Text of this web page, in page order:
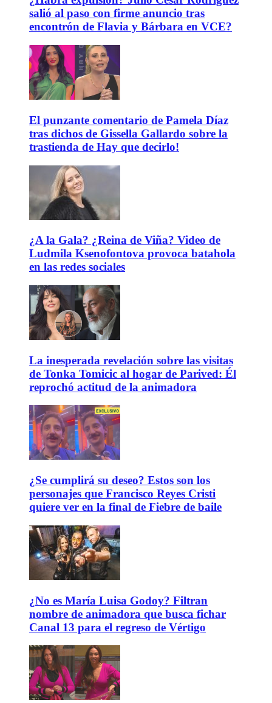
salió al paso con firme anuncio tras
encontrón de Flavia y Bárbara en VCE?
El punzante comentario de Pamela Díaz
tras dichos de Gissella Gallardo sobre la
trastienda de Hay que decirlo!
¿A la Gala? ¿Reina de Viña? Video de
Ludmila Ksenofontova provoca batahola
en las redes sociales
La inesperada revelación sobre las visitas
de Tonka Tomicic al hogar de Parived: Él
reprochó actitud de la animadora
¿Se cumplirá su deseo? Estos son los
personajes que Francisco Reyes Cristi
quiere ver en la final de Fiebre de baile
¿No es María Luisa Godoy? Filtran
nombre de animadora que busca fichar
Canal 13 para el regreso de Vértigo